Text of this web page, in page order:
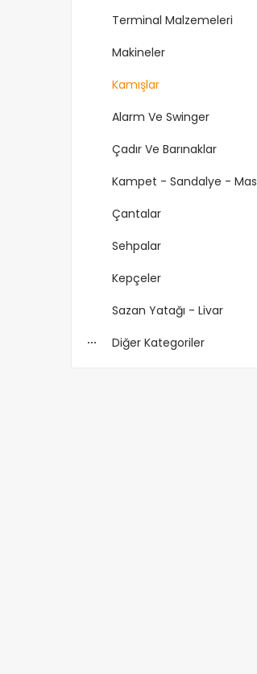
Terminal Malzemeleri
Makineler
Kamışlar
Alarm Ve Swinger
Çadır Ve Barınaklar
Kampet - Sandalye -
Çantalar
Sehpalar
Kepçeler
Sazan Yatağı - Livar
Diğer Kategoriler